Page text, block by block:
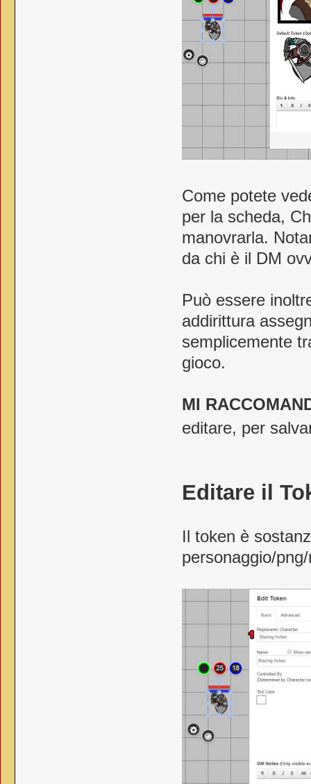
Come potete
per la scheda,
manovrarla.
da chi è il DM
Può essere
addirittura
semplicemente
gioco.
MI
editare, per
Editare il
Il token è
personaggio/